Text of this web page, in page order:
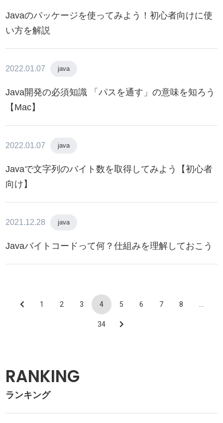
Javaのパッケージを使ってみよう！初心者向けに使
い方を解説
2022.01.07 java
Java開発の必須知識 「パスを通す」の意味を知ろう
【Mac】
2022.01.07 java
Javaで文字列のバイト数を取得してみよう【初心者
向け】
2021.12.28 java
Javaバイトコードって何？仕組みを理解しておこう
1 2 3 4 5 6 7 8
34
RANKING
ランキング